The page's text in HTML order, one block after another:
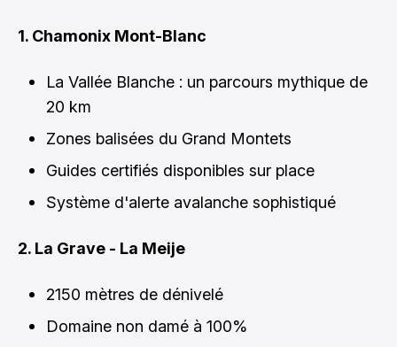
1. Chamonix Mont-Blanc
La Vallée Blanche : un parcours mythique de
20 km
Zones balisées du Grand Montets
Guides certifiés disponibles sur place
Système d'alerte avalanche sophistiqué
2. La Grave - La Meije
2150 mètres de dénivelé
Domaine non damé à 100%